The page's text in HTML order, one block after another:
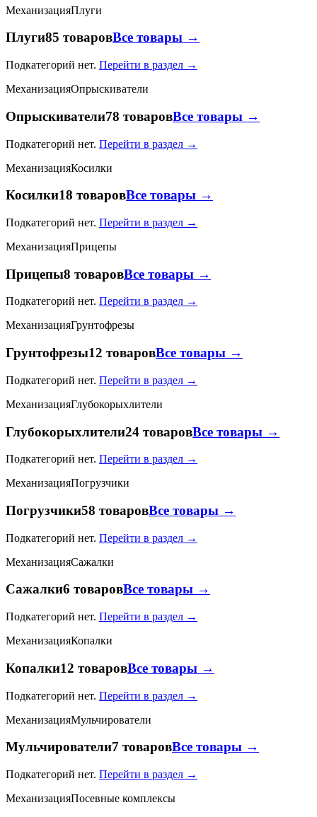
МеханизацияПлуги
Плуги85 товаровВсе товары →
Подкатегорий нет. Перейти в раздел →
МеханизацияОпрыскиватели
Опрыскиватели78 товаровВсе товары →
Подкатегорий нет. Перейти в раздел →
МеханизацияКосилки
Косилки18 товаровВсе товары →
Подкатегорий нет. Перейти в раздел →
МеханизацияПрицепы
Прицепы8 товаровВсе товары →
Подкатегорий нет. Перейти в раздел →
МеханизацияГрунтофрезы
Грунтофрезы12 товаровВсе товары →
Подкатегорий нет. Перейти в раздел →
МеханизацияГлубокорыхлители
Глубокорыхлители24 товаровВсе товары →
Подкатегорий нет. Перейти в раздел →
МеханизацияПогрузчики
Погрузчики58 товаровВсе товары →
Подкатегорий нет. Перейти в раздел →
МеханизацияСажалки
Сажалки6 товаровВсе товары →
Подкатегорий нет. Перейти в раздел →
МеханизацияКопалки
Копалки12 товаровВсе товары →
Подкатегорий нет. Перейти в раздел →
МеханизацияМульчирователи
Мульчирователи7 товаровВсе товары →
Подкатегорий нет. Перейти в раздел →
МеханизацияПосевные комплексы